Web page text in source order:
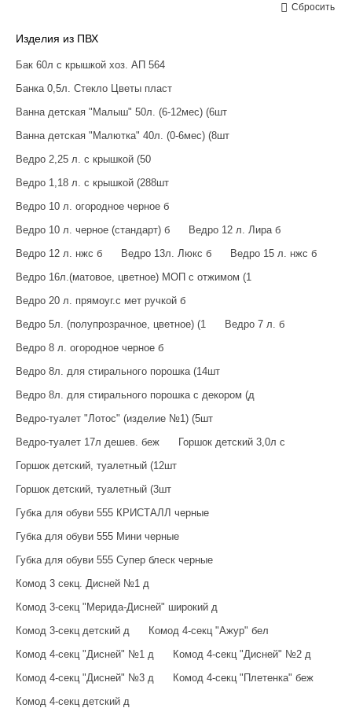
Сбросить
Изделия из ПВХ
Бак 60л с крышкой хоз. АП 564
Банка 0,5л. Стекло Цветы пласт
Ванна детская "Малыш" 50л. (6-12мес) (6шт
Ванна детская "Малютка" 40л. (0-6мес) (8шт
Ведро 2,25 л. с крышкой (50
Ведро 1,18 л. с крышкой (288шт
Ведро 10 л. огородное черное б
Ведро 10 л. черное (стандарт) б
Ведро 12 л. Лира б
Ведро 12 л. нжс б
Ведро 13л. Люкс б
Ведро 15 л. нжс б
Ведро 16л.(матовое, цветное) МОП с отжимом (1
Ведро 20 л. прямоуг.с мет ручкой б
Ведро 5л. (полупрозрачное, цветное) (1
Ведро 7 л. б
Ведро 8 л. огородное черное б
Ведро 8л. для стирального порошка (14шт
Ведро 8л. для стирального порошка с декором (д
Ведро-туалет "Лотос" (изделие №1) (5шт
Ведро-туалет 17л дешев. беж
Горшок детский 3,0л с
Горшок детский, туалетный (12шт
Горшок детский, туалетный (3шт
Губка для обуви 555 КРИСТАЛЛ черные
Губка для обуви 555 Мини черные
Губка для обуви 555 Супер блеск черные
Комод 3 секц. Дисней №1 д
Комод 3-секц "Мерида-Дисней" широкий д
Комод 3-секц детский д
Комод 4-секц "Ажур" бел
Комод 4-секц "Дисней" №1 д
Комод 4-секц "Дисней" №2 д
Комод 4-секц "Дисней" №3 д
Комод 4-секц "Плетенка" беж
Комод 4-секц детский д